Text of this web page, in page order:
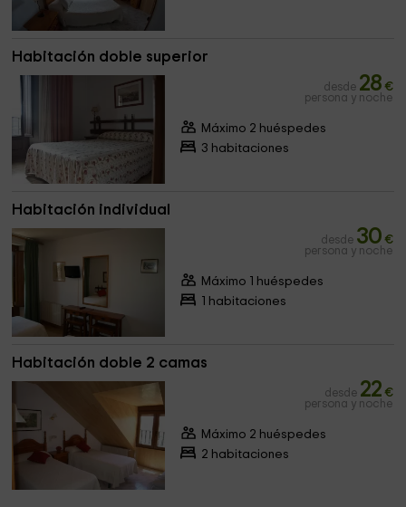
Habitación doble superior
desde 28 €
persona y noche
Máximo 2 huéspedes
3 habitaciones
Habitación individual
desde 30 €
persona y noche
Máximo 1 huéspedes
1 habitaciones
Habitación doble 2 camas
desde 22 €
persona y noche
Máximo 2 huéspedes
2 habitaciones